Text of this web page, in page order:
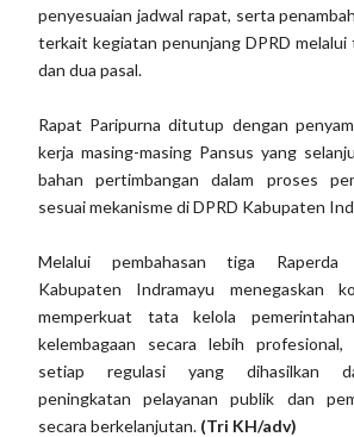
penyesuaian jadwal rapat, serta
terkait kegiatan penunjang DPRD melalui
dan dua pasal.
Rapat Paripurna ditutup dengan
kerja masing-masing Pansus yang
bahan pertimbangan dalam proses
sesuai mekanisme di DPRD Kabupaten
Melalui pembahasan tiga Raperda
Kabupaten Indramayu menegaskan
memperkuat tata kelola
kelembagaan secara lebih profesional,
setiap regulasi yang dihasilkan
peningkatan pelayanan publik dan
secara berkelanjutan. (Tri KH/adv)